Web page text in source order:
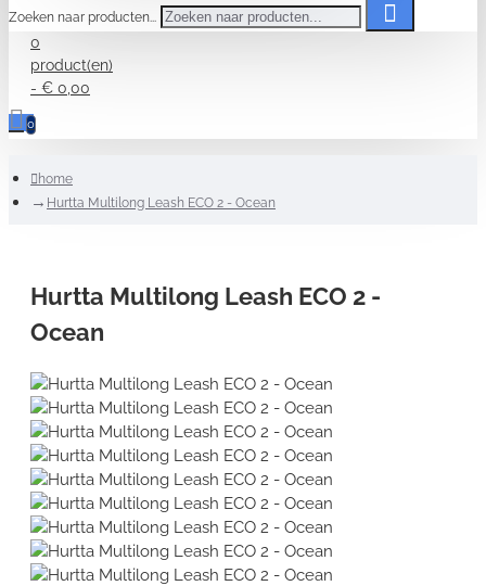
Zoeken naar producten...
0
product(en)
- € 0,00
0
home
Hurtta Multilong Leash ECO 2 - Ocean
Hurtta Multilong Leash ECO 2 -
Ocean